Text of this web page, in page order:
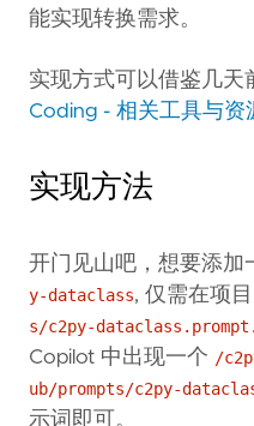
能实现转换需求。
实现方式可以借鉴几天
Coding - 相关工具与资
实现方法
开门见山吧，想要添加
y-dataclass, 仅需在项
s/c2py-
Copilot 中出现一个 /
ub/prompts/c2py-
示词即可。